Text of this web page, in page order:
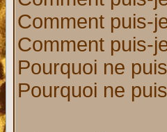
Comment puis-
Comment puis-
Pourquoi ne
Pourquoi ne